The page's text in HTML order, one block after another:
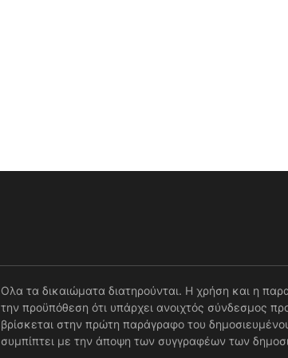
Ολα τα δικαιώματα διατηρούνται. Η χρήση και η
την προϋπόθεση ότι υπάρχει ανοιχτός σύνδεσμος
βρίσκεται στην πρώτη παράγραφο του
συμπίπτει με την άποψη των συγγραφέων των